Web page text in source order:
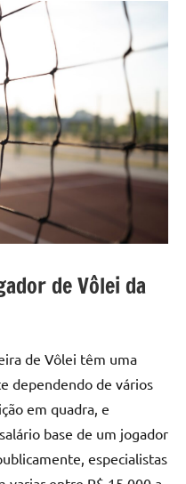
de Vôlei da
de Vôlei têm uma
dependendo de vários
em quadra, e
base de um jogador
especialistas